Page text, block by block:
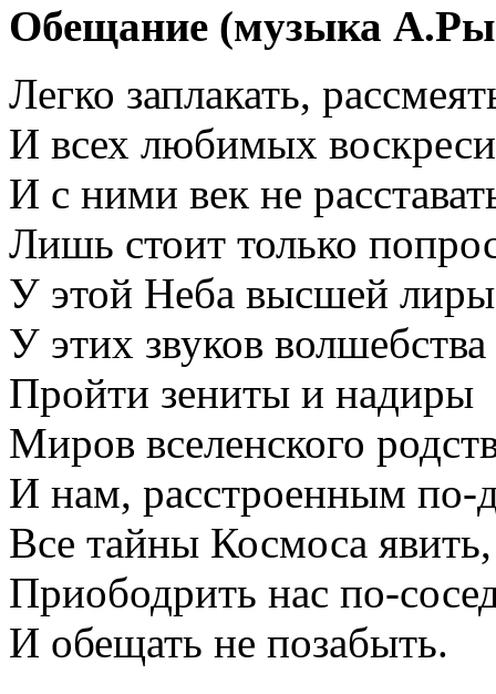
Обещание (музыка
Легко заплакать,
И всех любимых
И с ними век не
Лишь стоит только
У этой Неба высшей
У этих звуков волшебства
Пройти зениты и надиры
Миров вселенского
И нам, расстроенным по-
Все тайны Космоса явить,
Приободрить нас по-
И обещать не позабыть.